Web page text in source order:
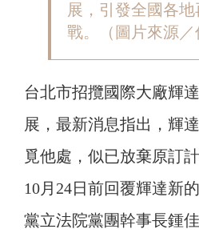
展，引發全國各
戰。（圖片來源／
台北市招攬國際大廠輝
展，最新消息指出，輝
覓他處，似已放棄原訂
10月24日前回覆輝達新
黨立法院黨團幹事長鍾